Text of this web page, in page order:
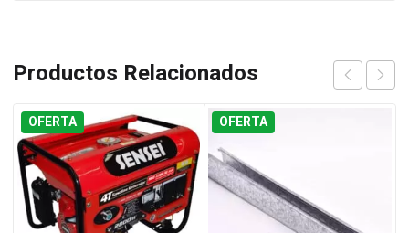
Productos Relacionados
OFERTA OFERTA